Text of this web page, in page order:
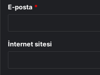
E-posta *
İnternet sitesi